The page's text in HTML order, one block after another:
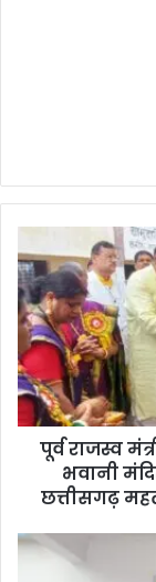
राजस्व
मंत्री
जयसिंग
अग्रवाल
के
मुख्य
आतिथ्य
में
भवानी
निर्मित
पूर्व राजस्व
भवानी
छत्तीसगढ़
बीजापुर